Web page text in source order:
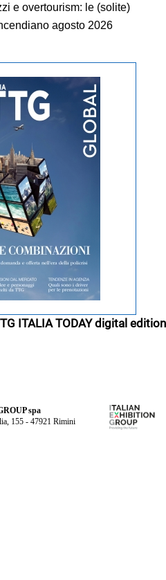
e overtourism: le (solite)
agosto 2026
ITALIA TODAY digital edition
spa
155 - 47921 Rimini